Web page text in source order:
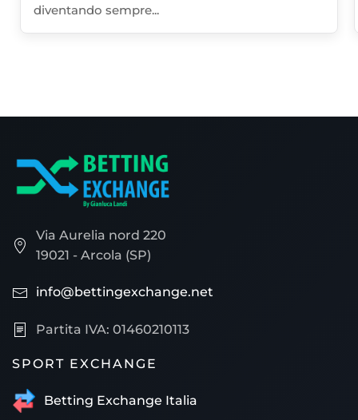
diventando sempre...
Via Aurelia nord 220
19021 - Arcola (SP)
info@bettingexchange.net
Partita IVA: 01460210113
SPORT EXCHANGE
Betting Exchange Italia